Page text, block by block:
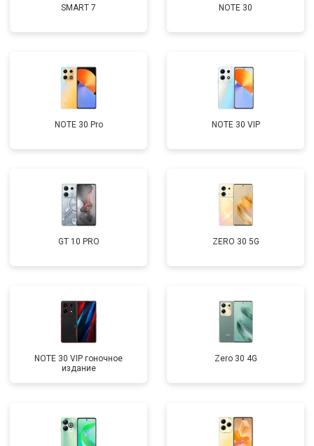
SMART 7 NOTE 30
NOTE 30 Pro NOTE 30 VIP
GT 10 PRO ZERO 30 5G
NOTE 30 VIP гоночное
издание
Zero 30 4G